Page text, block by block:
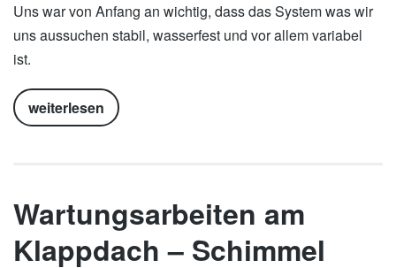
Uns war von Anfang an wichtig, dass das System was wir
uns aussuchen stabil, wasserfest und vor allem variabel
ist.
weiterlesen
Wartungsarbeiten am
Klappdach – Schimmel